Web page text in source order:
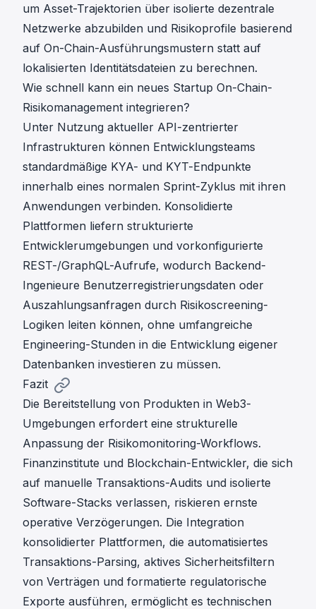
um Asset-Trajektorien über isolierte dezentrale
Netzwerke abzubilden und Risikoprofile basierend
auf On-Chain-Ausführungsmustern statt auf
lokalisierten Identitätsdateien zu berechnen.
Wie schnell kann ein neues Startup On-Chain-
Risikomanagement integrieren?
Unter Nutzung aktueller API-zentrierter
Infrastrukturen können Entwicklungsteams
standardmäßige KYA- und KYT-Endpunkte
innerhalb eines normalen Sprint-Zyklus mit ihren
Anwendungen verbinden. Konsolidierte
Plattformen liefern strukturierte
Entwicklerumgebungen und vorkonfigurierte
REST-/GraphQL-Aufrufe, wodurch Backend-
Ingenieure Benutzerregistrierungsdaten oder
Auszahlungsanfragen durch Risikoscreening-
Logiken leiten können, ohne umfangreiche
Engineering-Stunden in die Entwicklung eigener
Datenbanken investieren zu müssen.
Fazit
Die Bereitstellung von Produkten in Web3-
Umgebungen erfordert eine strukturelle
Anpassung der Risikomonitoring-Workflows.
Finanzinstitute und Blockchain-Entwickler, die sich
auf manuelle Transaktions-Audits und isolierte
Software-Stacks verlassen, riskieren ernste
operative Verzögerungen. Die Integration
konsolidierter Plattformen, die automatisiertes
Transaktions-Parsing, aktives Sicherheitsfiltern
von Verträgen und formatierte regulatorische
Exporte ausführen, ermöglicht es technischen